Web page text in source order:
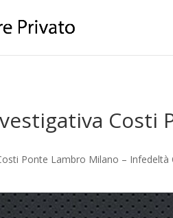
Costi
Ponte Lambro Milano –